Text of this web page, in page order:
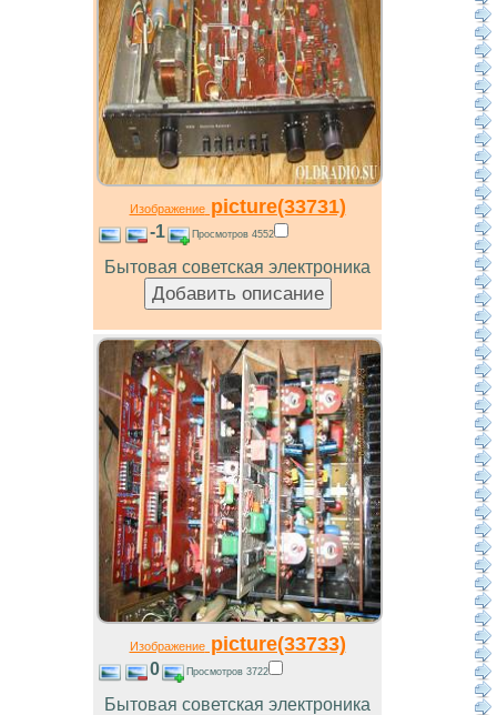
Изображениеpicture(33731)
-1 Просмотров 4552
Бытовая советская электроника
Изображениеpicture(33733)
0 Просмотров 3722
Бытовая советская электроника